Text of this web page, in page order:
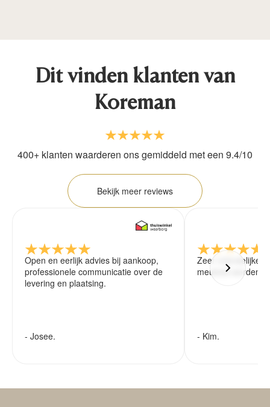
Dit vinden klanten van
Koreman
400+ klanten waarderen ons gemiddeld met een 9.4/10
Bekijk meer reviews
Open en eerlijk advies bij aankoop,
professionele communicatie over de
levering en plaatsing.
- Josee.
Zeer vriendelijke
meubels worden
- Kim.